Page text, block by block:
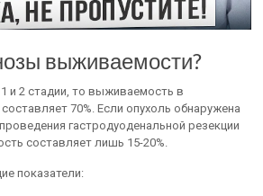
выживаемости?
и 2 стадии, то выживаемость в
70%. Если опухоль обнаружена
гастродуоденальной резекции
составляет лишь 15-20%.
показатели: